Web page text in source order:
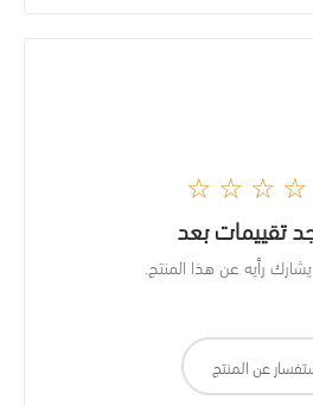
تقييمات بعد
رأيه عن هذا المنتج.
عن المنتج